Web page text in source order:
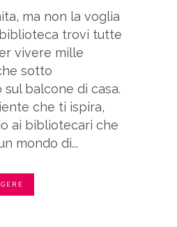
ma non la voglia
trovi tutte
vivere mille
sotto
balcone di casa.
che ti ispira,
ai bibliotecari che
mondo di...